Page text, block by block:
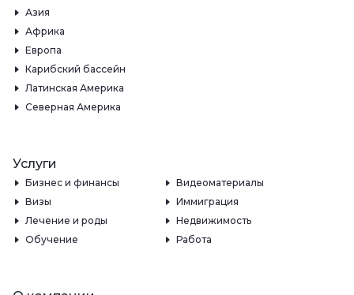
Азия
Африка
Европа
Карибский бассейн
Латинская Америка
Северная Америка
Услуги
Бизнес и финансы
Видеоматериалы
Визы
Иммиграция
Лечение и роды
Недвижимость
Обучение
Работа